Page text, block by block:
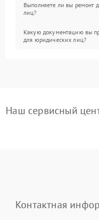
Выполняете ли вы ремонт
лиц?
Какую документацию вы
для юридических лиц?
Наш сервисный
Контактная